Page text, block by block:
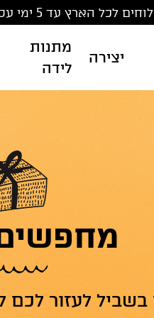
לכל הארץ עד 5 ימי עסקים ! משלוח חינם מעל 400 ₪
יצירה
מתנות
לידה
בשביל לעזור